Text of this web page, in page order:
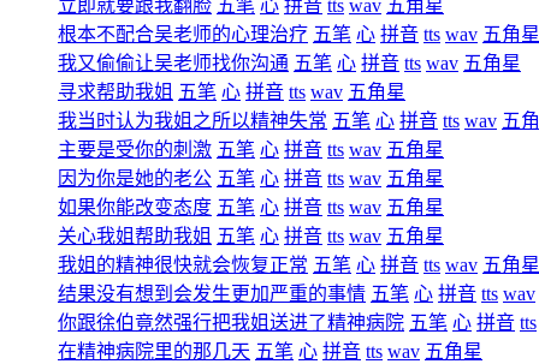
立即就要跟我翻脸 五笔 心 拼音 tts wav 五角星
根本不配合吴老师的心理治疗 五笔 心 拼音 tts wav 五角星
我又偷偷让吴老师找你沟通 五笔 心 拼音 tts wav 五角星
寻求帮助我姐 五笔 心 拼音 tts wav 五角星
我当时认为我姐之所以精神失常 五笔 心 拼音 tts wav 五
主要是受你的刺激 五笔 心 拼音 tts wav 五角星
因为你是她的老公 五笔 心 拼音 tts wav 五角星
如果你能改变态度 五笔 心 拼音 tts wav 五角星
关心我姐帮助我姐 五笔 心 拼音 tts wav 五角星
我姐的精神很快就会恢复正常 五笔 心 拼音 tts wav 五角星
结果没有想到会发生更加严重的事情 五笔 心 拼音 tts wav
你跟徐伯竟然强行把我姐送进了精神病院 五笔 心 拼音 tts
在精神病院里的那几天 五笔 心 拼音 tts wav 五角星